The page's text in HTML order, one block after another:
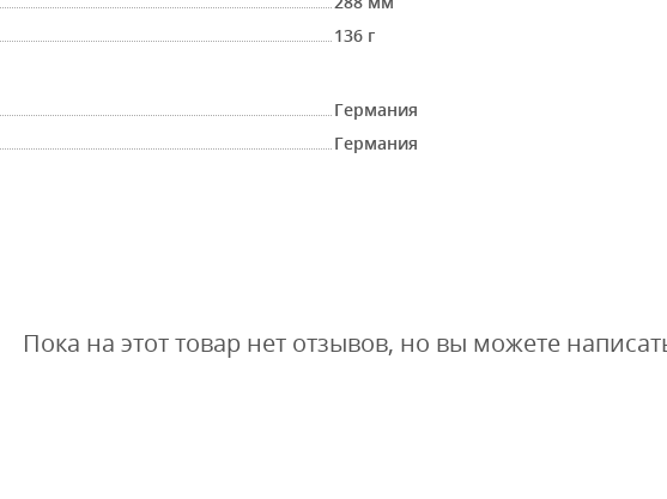
136 г
Германия
Германия
Пока на этот товар нет отзывов, но вы можете